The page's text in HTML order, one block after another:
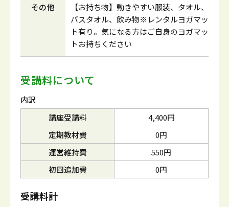
その他
【お持ち物】動きやすい服装、タオル、
バスタオル、飲み物※レンタルヨガマッ
ト有り。気になる方はご自身のヨガマッ
トお持ちください
受講料について
内訳
講座受講料
4,400円
定期教材費
0円
運営維持費
550円
初回追加費
0円
受講料計